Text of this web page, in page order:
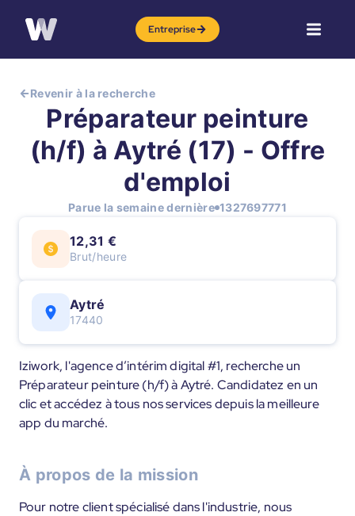
Entreprise
Revenir à la recherche
Préparateur peinture
(h/f) à Aytré (17) - Offre
d'emploi
Parue la semaine dernière 1327697771
12,31 €
Brut/heure
Aytré
17440
Iziwork, l'agence d’intérim digital #1, recherche un
Préparateur peinture (h/f) à Aytré. Candidatez en un
clic et accédez à tous nos services depuis la meilleure
app du marché.
À propos de la mission
Pour notre client spécialisé dans l'industrie, nous